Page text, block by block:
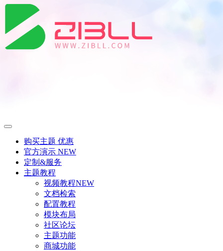
购买主题 优惠
官方演示 NEW
定制&服务
主题教程
视频教程NEW
文档检索
配置教程
模块布局
社区论坛
主题功能
商城功能